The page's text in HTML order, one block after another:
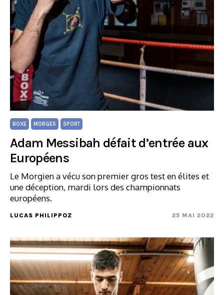
BOXE MORGES SPORT
Adam Messibah défait d’entrée aux
Européens
Le Morgien a vécu son premier gros test en élites et
une déception, mardi lors des championnats
européens.
LUCAS PHILIPPOZ 25 MAI 2022